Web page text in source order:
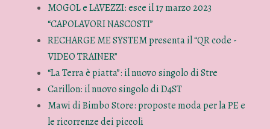
MOGOL e LAVEZZI: esce il 17 marzo 2023
“CAPOLAVORI NASCOSTI”
RECHARGE ME SYSTEM presenta il “QR code -
VIDEO TRAINER”
“La Terra è piatta”: il nuovo singolo di Stre
Carillon: il nuovo singolo di D4ST
Mawi di Bimbo Store: proposte moda per la PE e
le ricorrenze dei piccoli